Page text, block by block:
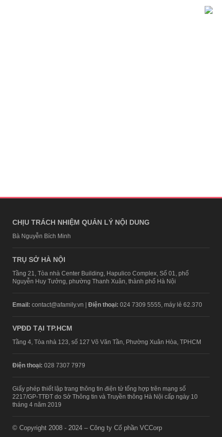
CHỊU TRÁCH NHIỆM QUẢN LÝ NỘI DUNG
Bà Nguyễn Bích Minh
TRỤ SỞ HÀ NỘI
Tầng 21, Tòa nhà Center Building, Hapulico Complex, Số 01, phố
Nguyễn Huy Tưởng, phường Thanh Xuân, thành phố Hà Nội
Email: contact@afamily.vn | Điện thoại: 024 7309 5555, máy lẻ 62.370
VPĐD TẠI TP.HCM
Tầng 4, Tòa nhà 123, số 127 Võ Văn Tần, Phường Xuân Hòa, TPHCM
Điện thoại: 028 7307 7979
Giấy phép thiết lập trang thông tin điện tử tổng hợp trên mạng số
2217/GP-TTĐT do Sở Thông tin và Truyền thông Hà Nội cấp ngày 10
tháng 4 năm 2019
© Copyright 2008 - 2024 – Công ty Cổ phần VCCorp